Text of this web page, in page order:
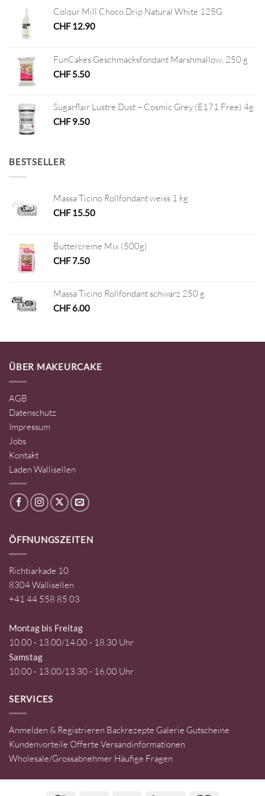
Colour Mill Choco Drip Natural White 125G
CHF12.90
FunCakes Geschmacksfondant Marshmallow, 250 g
CHF5.50
Sugarflair Lustre Dust – Cosmic Grey (E171 Free) 4g
CHF9.50
BESTSELLER
Massa Ticino Rollfondant weiss 1 kg
CHF15.50
Buttercreme Mix (500g)
CHF7.50
Massa Ticino Rollfondant schwarz 250 g
CHF6.00
ÜBER MAKEURCAKE
AGB
Datenschutz
Impressum
Jobs
Kontakt
Laden Wallisellen
ÖFFNUNGSZEITEN
Richtiarkade 10
8304 Wallisellen
+41 44 558 85 03
Montag bis Freitag
10.00 - 13.00/14.00 - 18.30 Uhr
Samstag
10.00 - 13.00/13.30 - 16.00 Uhr
SERVICES
Anmelden & Registrieren Backrezepte Galerie Gutscheine
Kundenvorteile Offerte Versandinformationen
Wholesale/Grossabnehmer Häufige Fragen